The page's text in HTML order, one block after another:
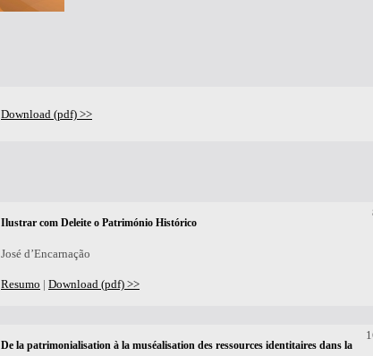
Download (pdf) >>
Ilustrar com Deleite o Património Histórico
José d’Encarnação
Resumo | Download (pdf) >>
De la patrimonialisation à la muséalisation des ressources identitaires dans la